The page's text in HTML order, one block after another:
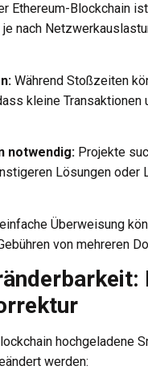
Ethereum-Blockchain
je nach
Während Stoßzeiten
kleine Transaktionen
notwendig: Projekte
Lösungen oder
Überweisung
von mehreren
hochgeladene
werden: